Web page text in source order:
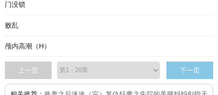
门没锁
败乱
颅内高潮（H）
上一页 下一页